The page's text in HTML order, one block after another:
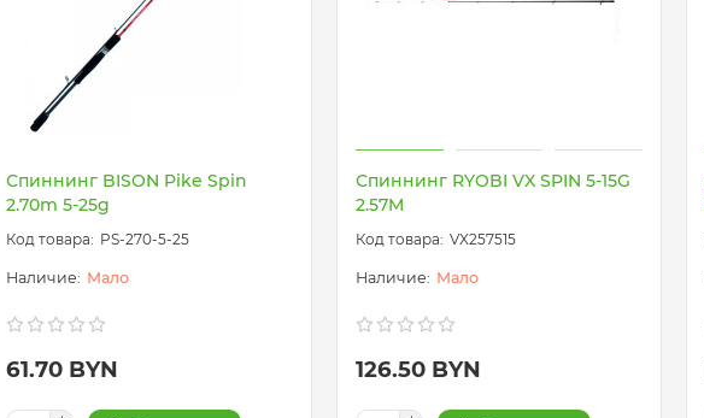
Спиннинг BISON Pike Spin
2.70m 5-25g
PS-270-5-25
Мало
61.70 BYN
Спиннинг RYOBI VX SPIN 5-15G
2.57M
VX257515
Мало
126.50 BYN